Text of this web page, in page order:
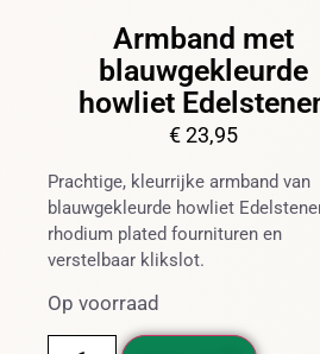
Armband met
blauwgekleurde
howliet
€23,95
Prachtige, kleurrijke armband van
blauwgekleurde howliet
rhodium plated fournituren en
verstelbaar klikslot.
Op voorraad